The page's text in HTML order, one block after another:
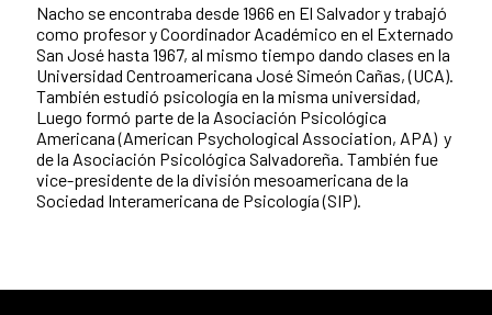
Nacho se encontraba desde 1966 en El Salvador y trabajó
como profesor y Coordinador Académico en el Externado
San José hasta 1967, al mismo tiempo dando clases en la
Universidad Centroamericana José Simeón Cañas, (UCA).
También estudió psicología en la misma universidad,
Luego formó parte de la Asociación Psicológica
Americana (American Psychological Association, APA) y
de la Asociación Psicológica Salvadoreña. También fue
vice-presidente de la división mesoamericana de la
Sociedad Interamericana de Psicología (SIP).